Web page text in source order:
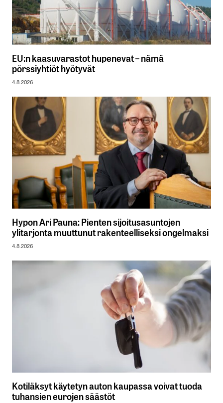
EU:n kaasuvarastot hupenevat – nämä
pörssiyhtiöt hyötyvät
4.8.2026
Hypon Ari Pauna: Pienten sijoitusasuntojen
ylitarjonta muuttunut rakenteelliseksi ongelmaksi
4.8.2026
Kotiläksyt käytetyn auton kaupassa voivat tuoda
tuhansien eurojen säästöt